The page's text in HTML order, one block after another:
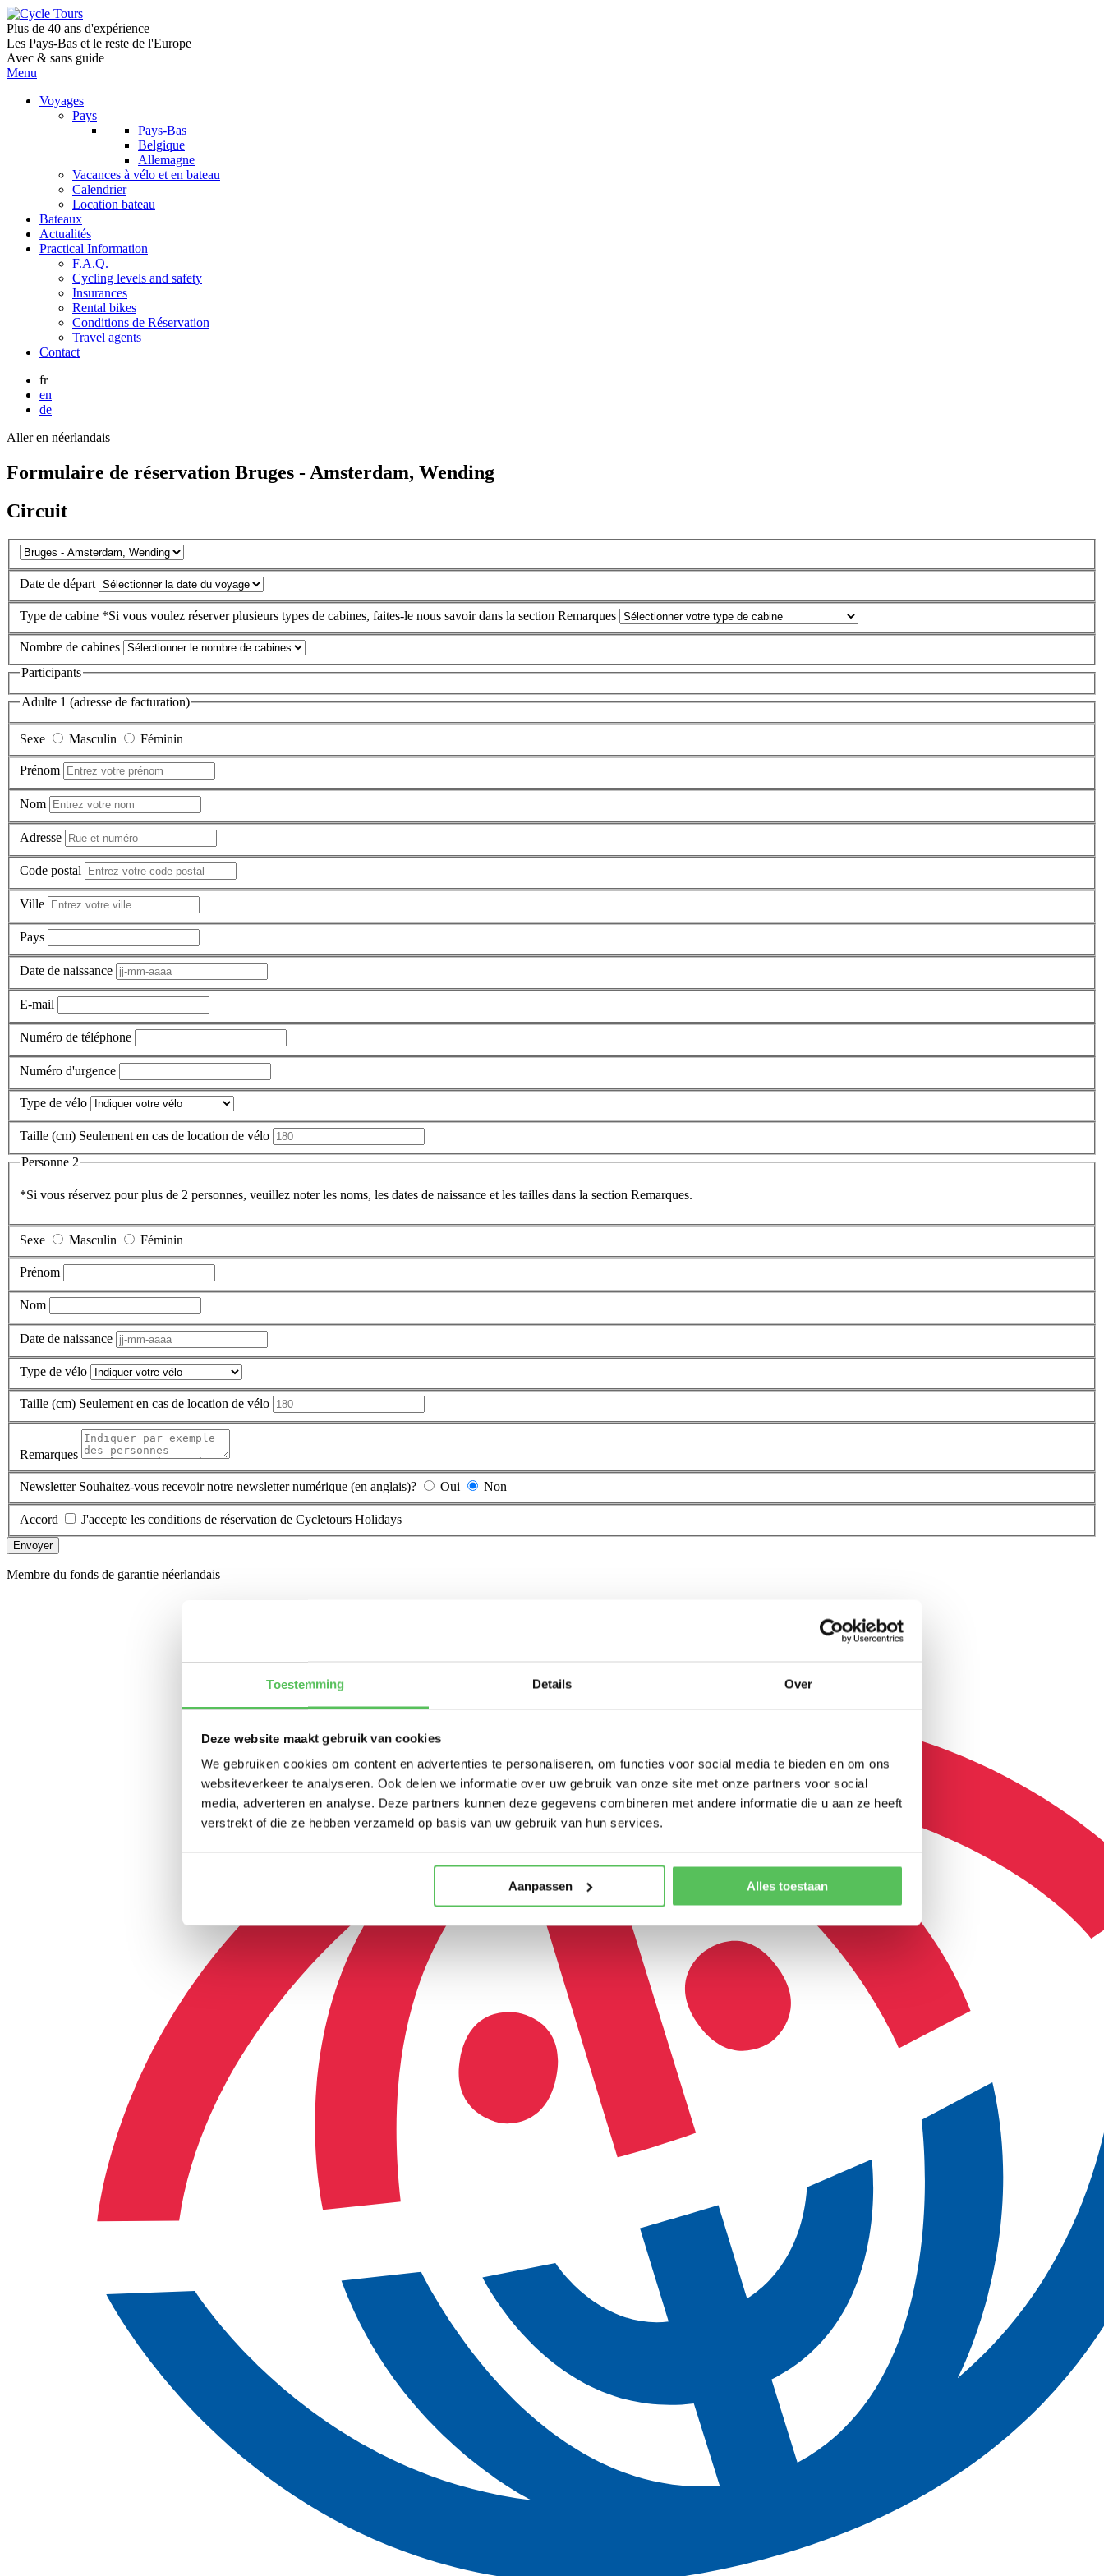
Toestemming Details Over
Deze website maakt gebruik van cookies
We gebruiken cookies om content en advertenties te personaliseren, om functies voor social media te bieden en om ons
websiteverkeer te analyseren. Ook delen we informatie over uw gebruik van onze site met onze partners voor social
media, adverteren en analyse. Deze partners kunnen deze gegevens combineren met andere informatie die u aan ze heeft
verstrekt of die ze hebben verzameld op basis van uw gebruik van hun services.
Aanpassen Alles toestaan
Plus de 40 ans d'expérience
Les Pays-Bas et le reste de l'Europe
Avec & sans guide
Menu
Voyages
Pays
Pays-Bas
Belgique
Allemagne
Vacances à vélo et en bateau
Calendrier
Location bateau
Bateaux
Actualités
Practical Information
F.A.Q.
Cycling levels and safety
Insurances
Rental bikes
Conditions de Réservation
Travel agents
Contact
fr
en
de
Aller en néerlandais
Formulaire de réservation Bruges - Amsterdam, Wending
Circuit
Date de départ
Type de cabine *Si vous voulez réserver plusieurs types de cabines, faites-le nous savoir dans la section Remarques
Nombre de cabines
Participants
Adulte 1 (adresse de facturation)
Sexe Masculin Féminin
Prénom
Nom
Adresse
Code postal
Ville
Pays
Date de naissance
E-mail
Numéro de téléphone
Numéro d'urgence
Type de vélo
Taille (cm) Seulement en cas de location de vélo
Personne 2
*Si vous réservez pour plus de 2 personnes, veuillez noter les noms, les dates de naissance et les tailles dans la section Remarques.
Sexe Masculin Féminin
Prénom
Nom
Date de naissance
Type de vélo
Taille (cm) Seulement en cas de location de vélo
Remarques
Newsletter Souhaitez-vous recevoir notre newsletter numérique (en anglais)? Oui Non
Accord J'accepte les conditions de réservation de Cycletours Holidays
Envoyer
Membre du fonds de garantie néerlandais